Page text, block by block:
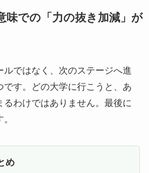
味での「力の抜き加減」が
ルではなく、次のステージへ進
です。どの大学に行こうと、あ
るわけではありません。最後に
め